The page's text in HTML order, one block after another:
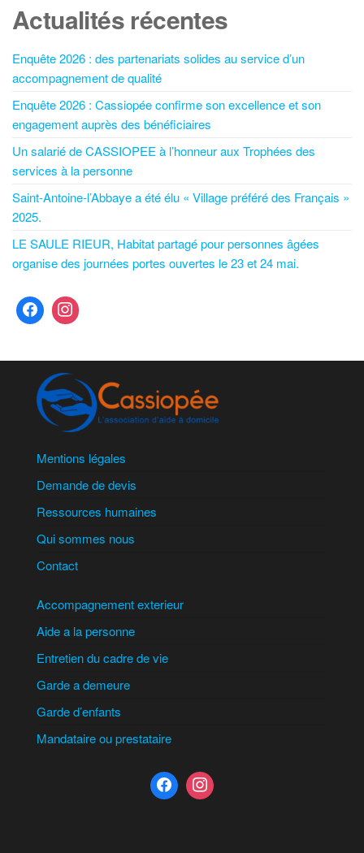
Actualités récentes
Enquête 2026 : des partenariats solides au service d’un
accompagnement de qualité
Enquête 2026 : Cassiopée confirme son excellence et son
engagement auprès des bénéficiaires
Un salarié de CASSIOPEE à l’honneur aux Trophées des
services à la personne
Saint-Antoine-l’Abbaye a été élu « Village préféré des Français »
2025.
LE SAULE RIEUR, Habitat partagé pour personnes âgées
organise des journées portes ouvertes le 23 et 24 mai.
Mentions légales
Demande de devis
Ressources humaines
Qui sommes nous
Contact
Accompagnement exterieur
Aide a la personne
Entretien du cadre de vie
Garde a demeure
Garde d’enfants
Mandataire ou prestataire